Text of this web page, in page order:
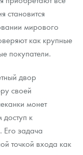
становится
мирового
как крупные
покупатели.
двор
своей
монет
доступ к
Его задача
точкой входа как